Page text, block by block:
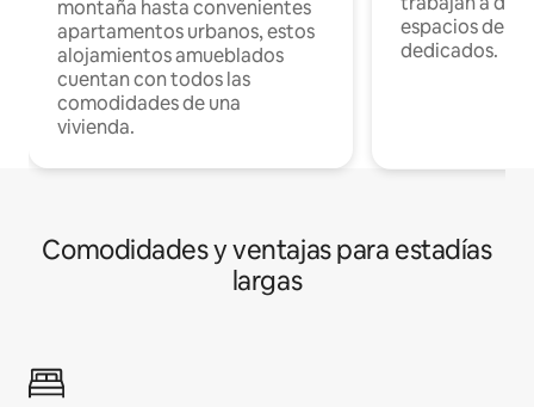
montaña hasta convenientes
apartamentos urbanos, estos
alojamientos amueblados
cuentan con todos las
comodidades de una
vivienda.
espacios de
dedicados.
Comodidades y ventajas para estadías
largas